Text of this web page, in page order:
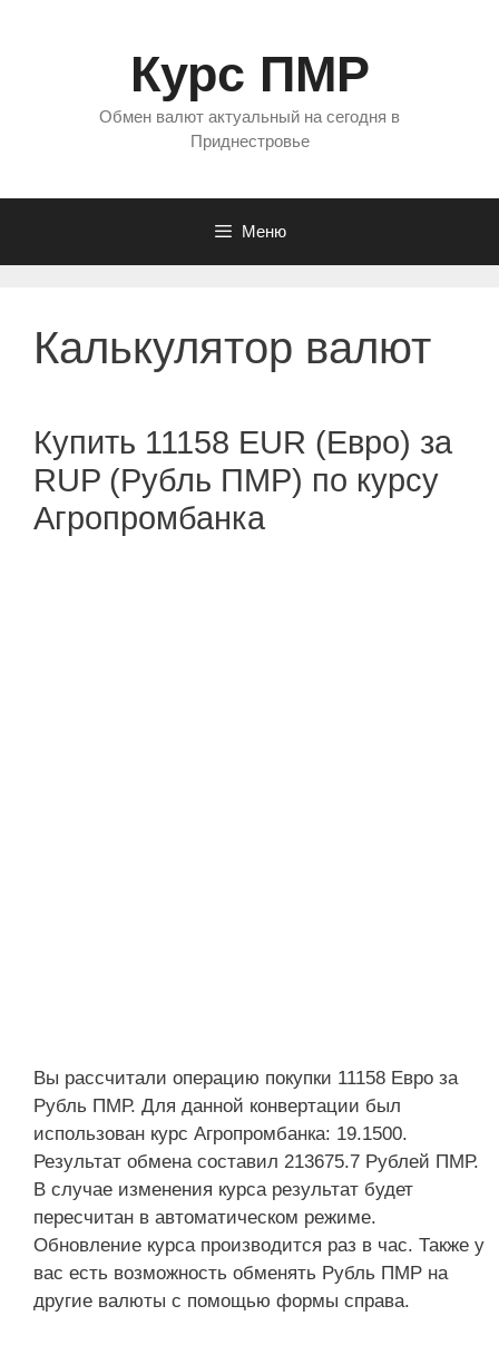
Курс ПМР
Обмен валют актуальный на сегодня в
Приднестровье
Меню
Калькулятор валют
Купить 11158 EUR (Евро) за
RUP (Рубль ПМР) по курсу
Агропромбанка
Вы рассчитали операцию покупки 11158 Евро за
Рубль ПМР. Для данной конвертации был
использован курс Агропромбанка: 19.1500.
Результат обмена составил 213675.7 Рублей ПМР.
В случае изменения курса результат будет
пересчитан в автоматическом режиме.
Обновление курса производится раз в час. Также у
вас есть возможность обменять Рубль ПМР на
другие валюты с помощью формы справа.